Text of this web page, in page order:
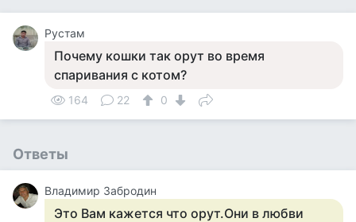
Рустам
Почему кошки так орут во время
спаривания с котом?
164 22 0
Ответы
Владимир Забродин
Это Вам кажется что орут.Они в любви